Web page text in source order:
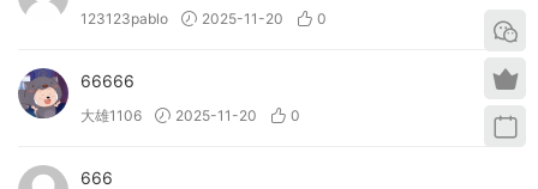
123123pablo 2025-11-20 0
66666
大雄1106 2025-11-20 0
666